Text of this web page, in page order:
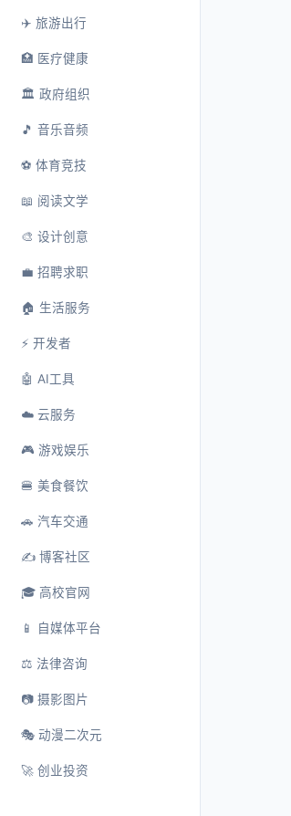
✈️ 旅游出行
🏥 医疗健康
🏛️ 政府组织
🎵 音乐音频
⚽ 体育竞技
📖 阅读文学
🎨 设计创意
💼 招聘求职
🏠 生活服务
⚡ 开发者
🤖 AI工具
☁️ 云服务
🎮 游戏娱乐
🍔 美食餐饮
🚗 汽车交通
✍️ 博客社区
🎓 高校官网
📱 自媒体平台
⚖️ 法律咨询
📷 摄影图片
🎭 动漫二次元
🚀 创业投资